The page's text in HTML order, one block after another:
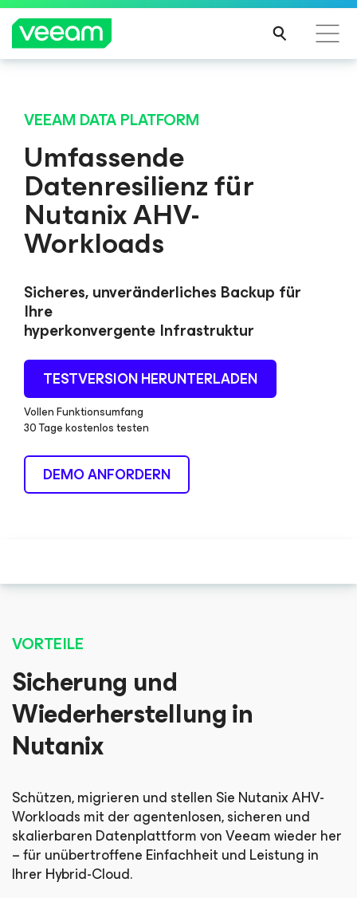
Update von CrowdStrike betroffen sind
R
ERFA
HRE
Update von CrowdStrike betroffen sind
R
ERFA
HRE
VEEAM DATA PLATFORM
Umfassende
Datenresilienz für
Nutanix AHV-
Workloads
Sicheres, unveränderliches Backup für
Ihre
hyperkonvergente Infrastruktur
TESTVERSION HERUNTERLADEN
Vollen Funktionsumfang
30 Tage kostenlos testen
DEMO ANFORDERN
VORTEILE
Sicherung und
Wiederherstellung in
Nutanix
Schützen, migrieren und stellen Sie Nutanix AHV-
Workloads mit der agentenlosen, sicheren und
skalierbaren Datenplattform von Veeam wieder her
– für unübertroffene Einfachheit und Leistung in
Ihrer Hybrid-Cloud.